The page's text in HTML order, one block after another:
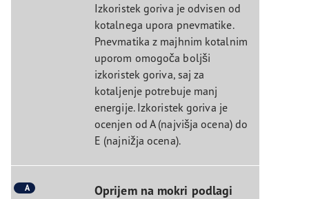
Izkoristek goriva je odvisen od
kotalnega upora pnevmatike.
Pnevmatika z majhnim kotalnim
uporom omogoča boljši
izkoristek goriva, saj za
kotaljenje potrebuje manj
energije. Izkoristek goriva je
ocenjen od A (najvišja ocena) do
E (najnižja ocena).
A Oprijem na mokri podlagi